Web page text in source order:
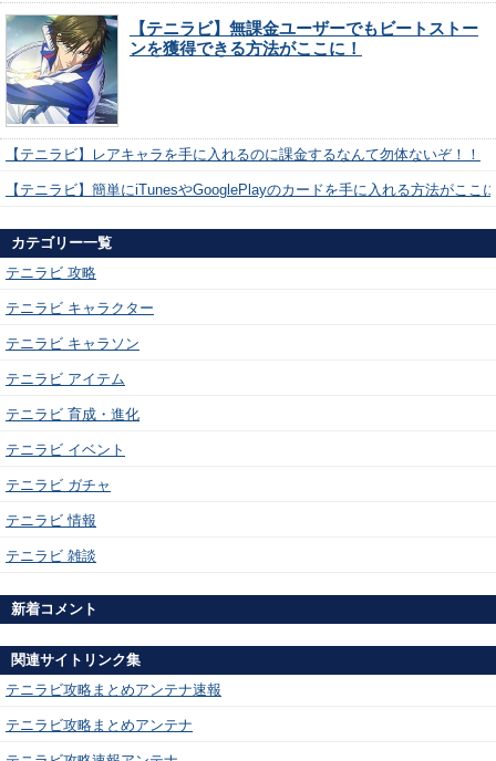
【テニラビ】無課金ユーザーでもビートストー
ンを獲得できる方法がここに！
【テニラビ】レアキャラを手に入れるのに課金するなんて勿体ないぞ！！
【テニラビ】簡単にiTunesやGooglePlayのカードを手に入れる方法がここ
カテゴリー一覧
テニラビ 攻略
テニラビ キャラクター
テニラビ キャラソン
テニラビ アイテム
テニラビ 育成・進化
テニラビ イベント
テニラビ ガチャ
テニラビ 情報
テニラビ 雑談
新着コメント
関連サイトリンク集
テニラビ攻略まとめアンテナ速報
テニラビ攻略まとめアンテナ